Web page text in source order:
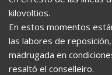
kilovoltios.
En estos momentos
las labores de
madrugada en
resaltó el conselleiro.